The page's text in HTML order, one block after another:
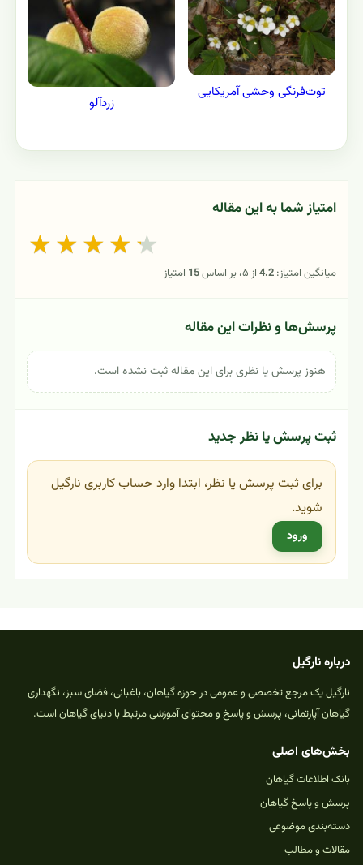
توت‌فرنگی وحشی آمریکایی
زردآلو
امتیاز شما به این مقاله
★ ★ ★ ★ ★
میانگین امتیاز: 4.2از ۵، بر اساس 15 امتیاز
پرسش‌ها و نظرات این مقاله
هنوز پرسش یا نظری برای این مقاله ثبت نشده است.
ثبت پرسش یا نظر جدید
برای ثبت پرسش یا نظر، ابتدا وارد حساب کاربری نارگیل
شوید.
ورود
درباره نارگیل
نارگیل یک مرجع تخصصی و عمومی در حوزه گیاهان، باغبانی، فضای سبز، نگهداری
گیاهان آپارتمانی، پرسش و پاسخ و محتوای آموزشی مرتبط با دنیای گیاهان است.
بخش‌های اصلی
بانک اطلاعات گیاهان
پرسش و پاسخ گیاهان
دسته‌بندی موضوعی
مقالات و مطالب